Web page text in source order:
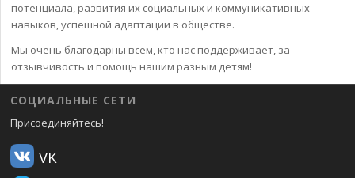
потенциала, развития их социальных и коммуникативных
навыков, успешной адаптации в обществе.
Мы очень благодарны всем, кто нас поддерживает, за
отзывчивость и помощь нашим разным детям!
СОЦИАЛЬНЫЕ СЕТИ
Присоединяйтесь!
VK